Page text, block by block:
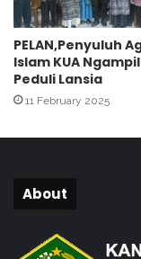
t
a
s
a
n
D
PELAN,Penyuluh
Islam KUA
Peduli Lansia
11 February 2025
About